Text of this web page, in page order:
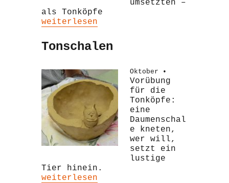
umsetzten –
als Tonköpfe
„Lustige Tonköpfe“
weiterlesen
Tonschalen
Oktober •
Vorübung
für die
Tonköpfe:
eine
Daumenschal
e kneten,
wer will,
setzt ein
lustige
Tier hinein.
„Tonschalen“
weiterlesen